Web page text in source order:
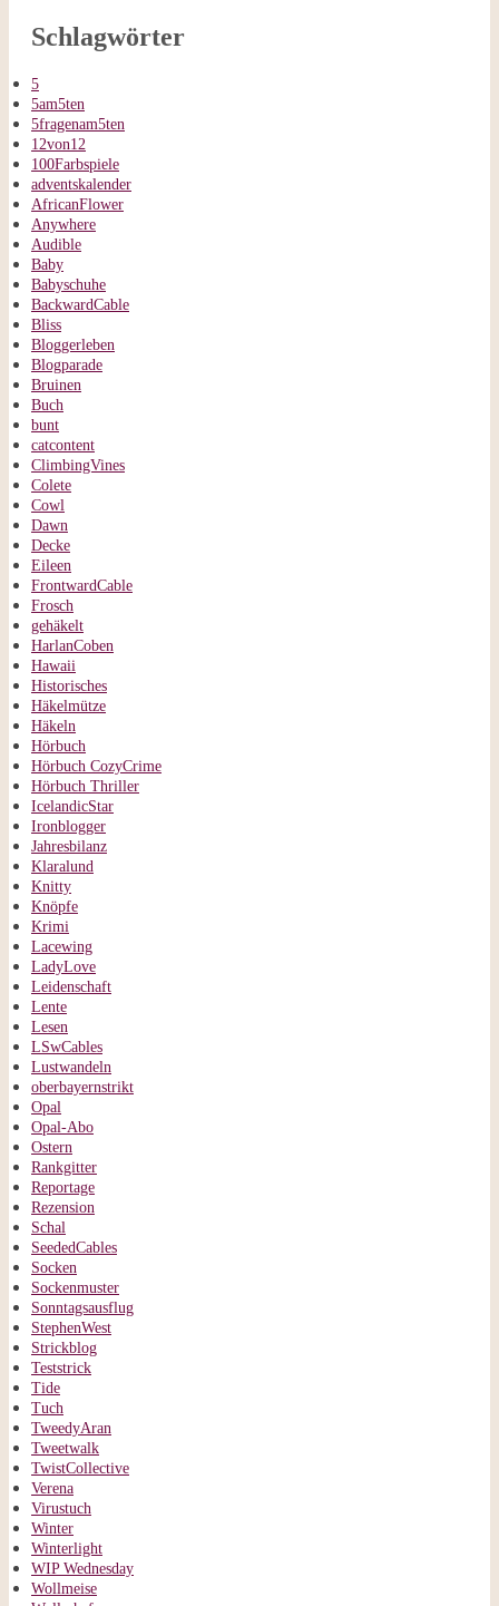
Schlagwörter
5
5am5ten
5fragenam5ten
12von12
100Farbspiele
adventskalender
AfricanFlower
Anywhere
Audible
Baby
Babyschuhe
BackwardCable
Bliss
Bloggerleben
Blogparade
Bruinen
Buch
bunt
catcontent
ClimbingVines
Colete
Cowl
Dawn
Decke
Eileen
FrontwardCable
Frosch
gehäkelt
HarlanCoben
Hawaii
Historisches
Häkelmütze
Häkeln
Hörbuch
Hörbuch CozyCrime
Hörbuch Thriller
IcelandicStar
Ironblogger
Jahresbilanz
Klaralund
Knitty
Knöpfe
Krimi
Lacewing
LadyLove
Leidenschaft
Lente
Lesen
LSwCables
Lustwandeln
oberbayernstrikt
Opal
Opal-Abo
Ostern
Rankgitter
Reportage
Rezension
Schal
SeededCables
Socken
Sockenmuster
Sonntagsausflug
StephenWest
Strickblog
Teststrick
Tide
Tuch
TweedyAran
Tweetwalk
TwistCollective
Verena
Virustuch
Winter
Winterlight
WIP Wednesday
Wollmeise